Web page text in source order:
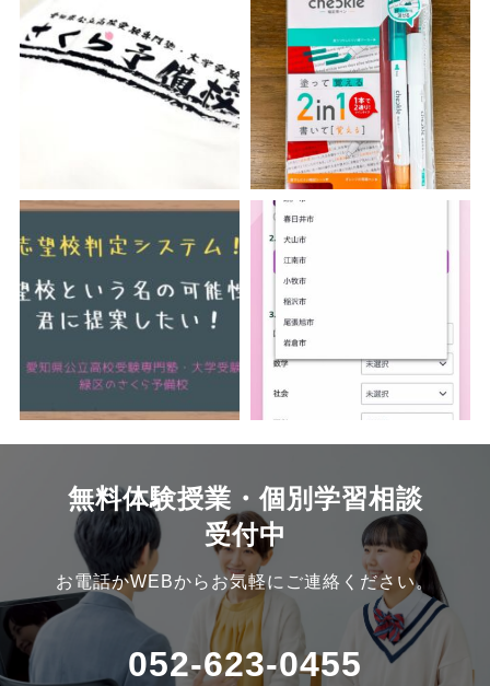
無料体験授業・個別学習相談
受付中
お電話かWEBからお気軽にご連絡ください。
052-623-0455